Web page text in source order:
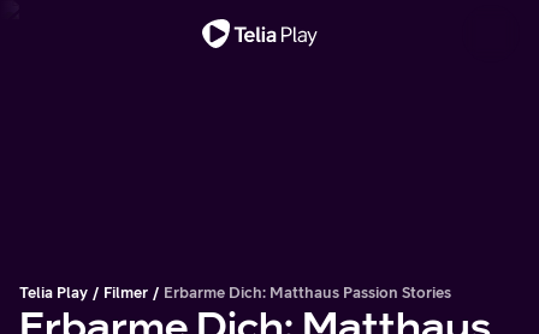
Telia Play Filmer Erbarme Dich: Matthaus Passion Stories